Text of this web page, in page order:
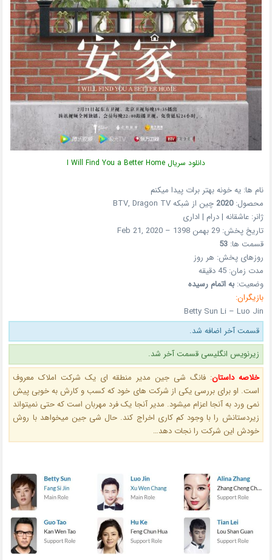
دانلود سریال I Will Find You a Better Home
نام ها: یه خونه بهتر برات پیدا میکنم
محصول:2020چین از شبکه BTV, Dragon TV
ژانر: عاشقانه | درام | اداری
تاریخ پخش: 29 بهمن 1398 – Feb 21, 2020
قسمت ها:53
روزهای پخش: هر روز
مدت زمان: 45 دقیقه
وضعیت:به اتمام رسیده
بازیگران:
Betty Sun Li – Luo Jin
قسمت آخر اضافه شد.
زیرنویس انگلیسی قسمت آخر شد.
خلاصه داستان: فانگ شی جین مدیر منطقه ای یک شرکت املاک معروف
است. او برای بررسی یکی از شرکت های خود که کسب و کارش به خوبی پیش
نمی ورد به آنجا اعزام میشود. مدیر آنجا یک فرد مهربان است که حتی نمیتواند
زیردستانش را با وجود کم کاری اخراج کند. حال شی جین میخواهد با روش
خودش این شرکت را نجات دهد…